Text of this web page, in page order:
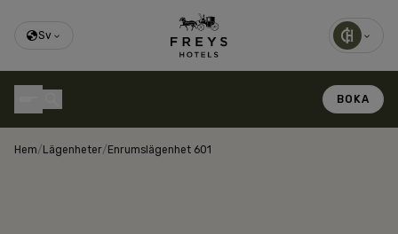
Sv
BOKA
Hem/ Lägenheter/ Enrumslägenhet 601